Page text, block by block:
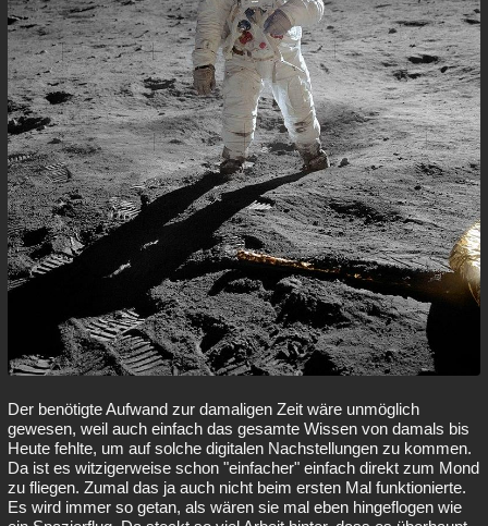
Der benötigte Aufwand zur damaligen Zeit wäre unmöglich
gewesen, weil auch einfach das gesamte Wissen von damals bis
Heute fehlte, um auf solche digitalen Nachstellungen zu kommen.
Da ist es witzigerweise schon "einfacher" einfach direkt zum Mond
zu fliegen. Zumal das ja auch nicht beim ersten Mal funktionierte.
Es wird immer so getan, als wären sie mal eben hingeflogen wie